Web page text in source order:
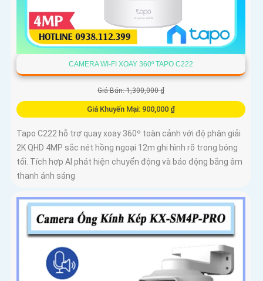
CAMERA WI-FI XOAY 360º TAPO C222
Giá Bán: 1,300,000 ₫
Giá Khuyến Mại: 900,000 ₫
Tapo C222 hỗ trợ quay xoay 360º toàn cảnh với độ phân giải
2K QHD 4MP sắc nét hồng ngoại 12m ghi hình rõ trong bóng
tối. Tích hợp AI phát hiện chuyển động và báo động bằng âm
thanh ánh sáng